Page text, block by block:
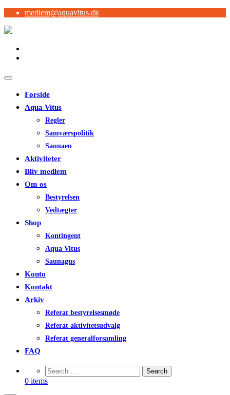
medlem@aquavitus.dk
Forside
Aqua Vitus
Regler
Samværspolitik
Saunaen
Aktiviteter
Bliv medlem
Om os
Bestyrelsen
Vedtægter
Shop
Kontingent
Aqua Vitus
Saunagus
Konto
Kontakt
Arkiv
Referat bestyrelsesmøde
Referat aktivitetsudvalg
Referat generalforsamling
FAQ
0 items